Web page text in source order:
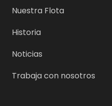
Nuestra Flota
Historia
Noticias
Trabaja con nosotros